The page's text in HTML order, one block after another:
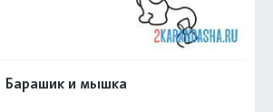
Барашик и мышка